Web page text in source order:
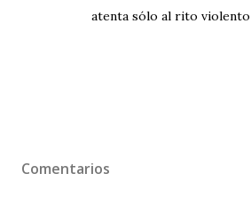
atenta sólo al rito violento
Comentarios